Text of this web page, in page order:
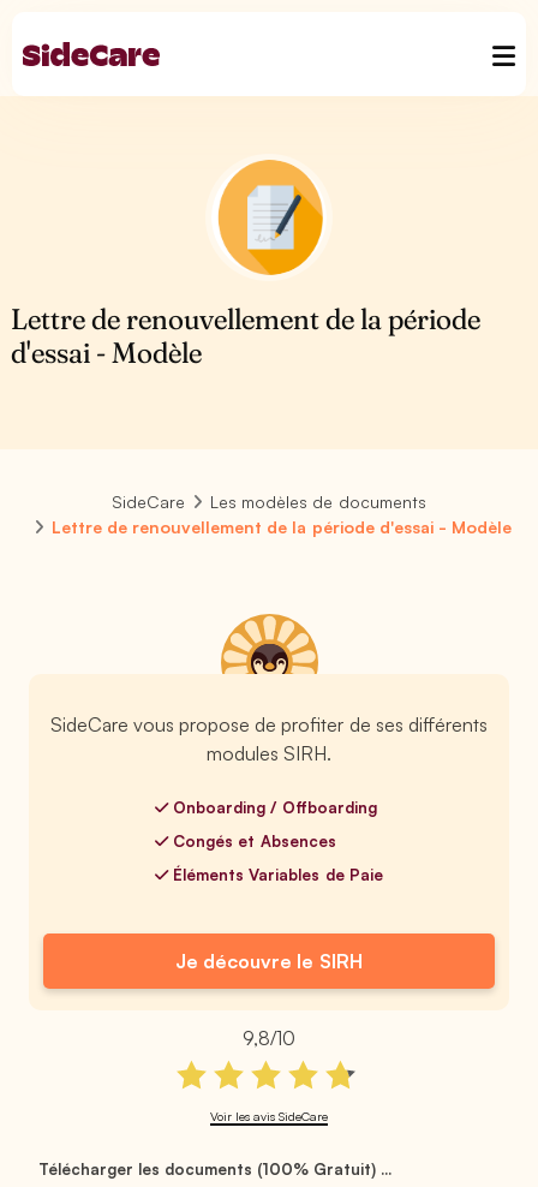
Lettre de renouvellement de la période
d'essai - Modèle
SideCare
Les modèles de documents
Lettre de renouvellement de la période d'essai - Modèle
SideCare vous propose de profiter de ses différents
modules SIRH.
Onboarding / Offboarding
Congés et Absences
Éléments Variables de Paie
Je découvre le SIRH
9,8/10
Voir les avis SideCare
Télécharger les documents (100% Gratuit) ...